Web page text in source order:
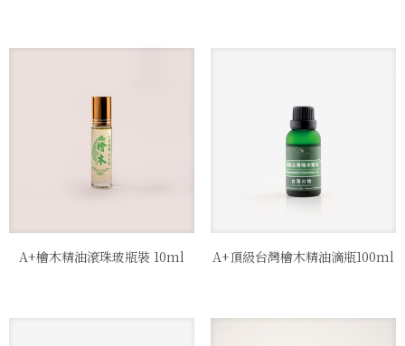
A+檜木精油滾珠玻瓶裝 10ml A+頂級台灣檜木精油滴瓶100ml